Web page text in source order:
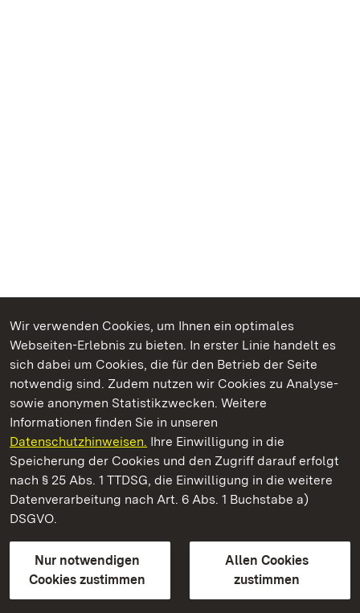
Wir verwenden Cookies, um Ihnen ein optimales
Webseiten-Erlebnis zu bieten. In erster Linie handelt es
sich dabei um Cookies, die für den Betrieb der Seite
notwendig sind. Zudem nutzen wir Cookies zu Analyse-
sowie anonymen Statistikzwecken. Weitere
Informationen finden Sie in unseren
Datenschutzhinweisen. Ihre Einwilligung in die
Speicherung der Cookies und den Zugriff darauf erfolgt
nach § 25 Abs. 1 TTDSG, die Einwilligung in die weitere
Datenverarbeitung nach Art. 6 Abs. 1 Buchstabe a)
DSGVO.
Nur notwendigen
Cookies zustimmen
Allen Cookies
zustimmen
Kommen. Staunen. Genießen.
Staatliche Schlösser und Gärten Baden‑Württemberg
Staatliche Schlösser und Gärten Baden-Württemberg
Kontakt
GebärdenspracheLeichte Sprache
Erklärung zur Barrierefreiheit
BITV-konform (geprüfte Seiten)